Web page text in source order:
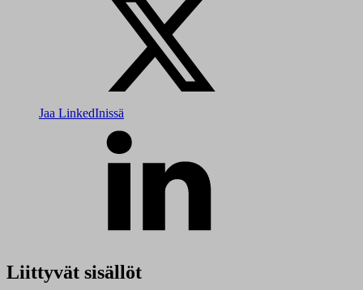
Jaa LinkedInissä
Liittyvät sisällöt